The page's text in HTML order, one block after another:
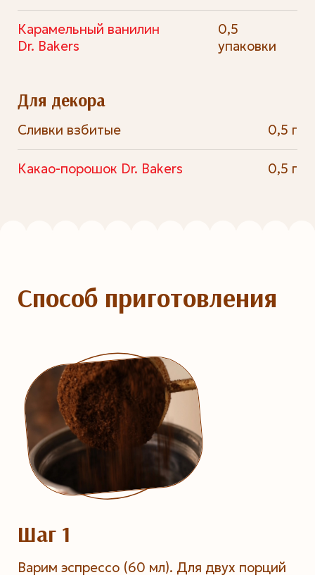
Карамельный ванилин
Dr. Bakers
0,5
упаковки
Для декора
Сливки взбитые 0,5 г
Какао-порошок Dr. Bakers 0,5 г
Способ приготовления
Шаг 1
Варим эспрессо (60 мл). Для двух порций